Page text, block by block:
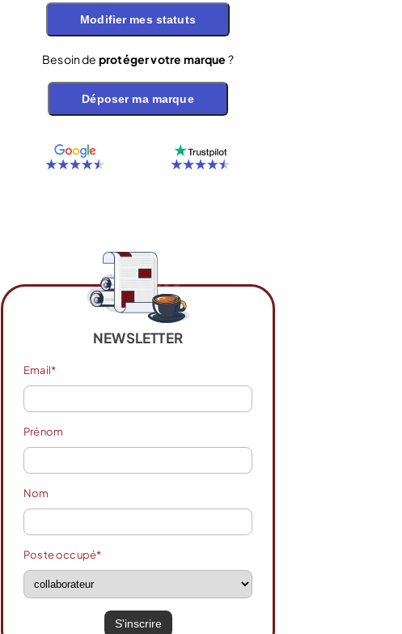
Modifier mes statuts
Besoin de protéger votre marque ?
Déposer ma marque
NEWSLETTER
Email*
Prénom
Nom
Poste occupé*